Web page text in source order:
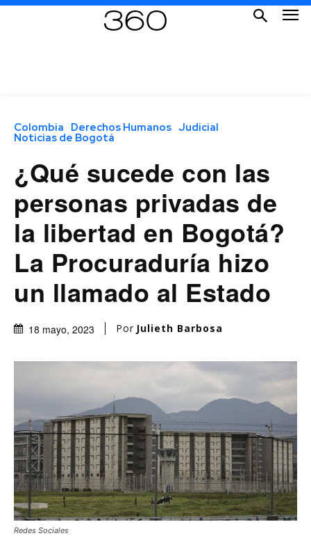
Colombia Derechos Humanos Judicial
Noticias de Bogotá
¿Qué sucede con las
personas privadas de
la libertad en Bogotá?
La Procuraduría hizo
un llamado al Estado
18 mayo, 2023 Por Julieth Barbosa
Redes Sociales